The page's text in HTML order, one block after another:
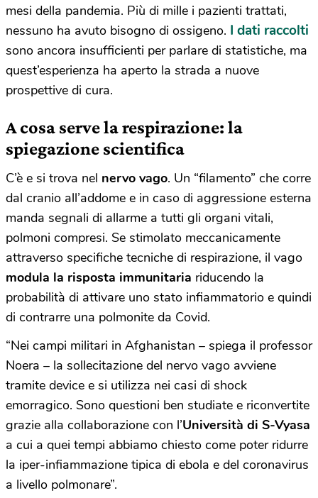
mesi della pandemia. Più di mille i pazienti trattati,
nessuno ha avuto bisogno di ossigeno. I dati raccolti
sono ancora insufficienti per parlare di statistiche, ma
quest’esperienza ha aperto la strada a nuove
prospettive di cura.
A cosa serve la respirazione: la
spiegazione scientifica
C’è e si trova nel nervo vago. Un “filamento” che corre
dal cranio all’addome e in caso di aggressione esterna
manda segnali di allarme a tutti gli organi vitali,
polmoni compresi. Se stimolato meccanicamente
attraverso specifiche tecniche di respirazione, il vago
modula la risposta immunitaria riducendo la
probabilità di attivare uno stato infiammatorio e quindi
di contrarre una polmonite da Covid.
“Nei campi militari in Afghanistan – spiega il professor
Noera – la sollecitazione del nervo vago avviene
tramite device e si utilizza nei casi di shock
emorragico. Sono questioni ben studiate e riconvertite
grazie alla collaborazione con l’Università di S-Vyasa
a cui a quei tempi abbiamo chiesto come poter ridurre
la iper-infiammazione tipica di ebola e del coronavirus
a livello polmonare”.